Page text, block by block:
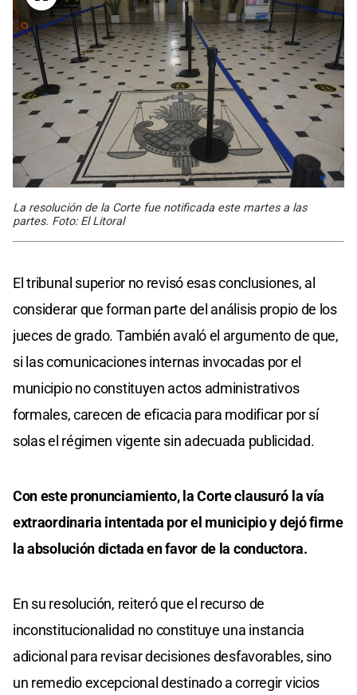
La resolución de la Corte fue notificada este martes a las
partes. Foto: El Litoral
El tribunal superior no revisó esas conclusiones, al
considerar que forman parte del análisis propio de los
jueces de grado. También avaló el argumento de que,
si las comunicaciones internas invocadas por el
municipio no constituyen actos administrativos
formales, carecen de eficacia para modificar por sí
solas el régimen vigente sin adecuada publicidad.
Con este pronunciamiento, la Corte clausuró la vía
extraordinaria intentada por el municipio y dejó firme
la absolución dictada en favor de la conductora.
En su resolución, reiteró que el recurso de
inconstitucionalidad no constituye una instancia
adicional para revisar decisiones desfavorables, sino
un remedio excepcional destinado a corregir vicios